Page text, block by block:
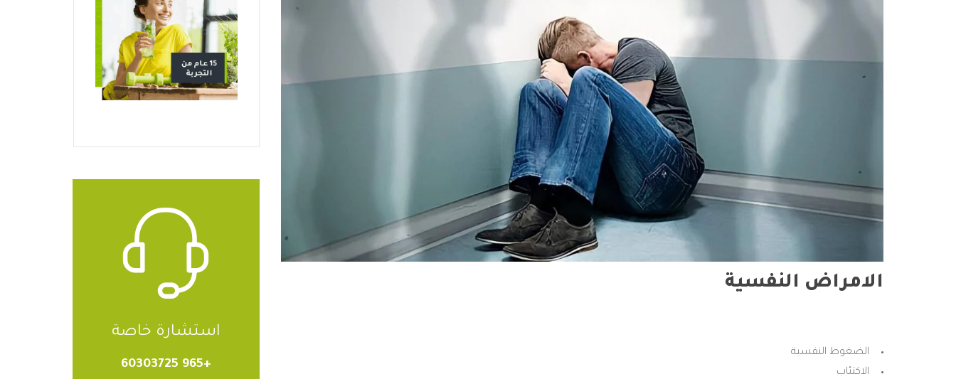
استشارة خاصة
+965 60303725
الامراض النفسية
الضغوط النفسية
الاكتئاب